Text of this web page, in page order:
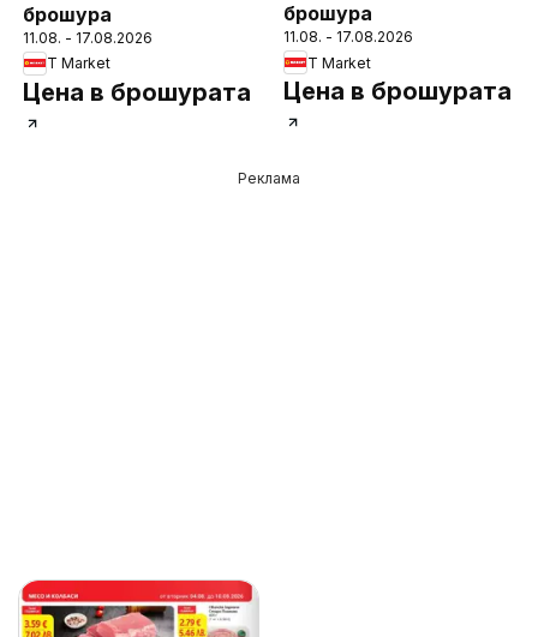
брошура
11.08. - 17.08.2026
T Market
Цена в брошурата
брошура
11.08. - 17.08.2026
T Market
Цена в брошурата
Реклама